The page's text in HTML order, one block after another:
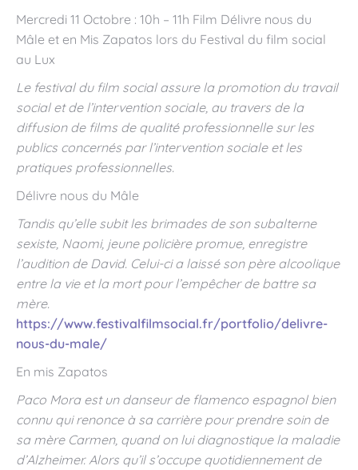
Mercredi 11 Octobre : 10h – 11h Film Délivre nous du
Mâle et en Mis Zapatos lors du Festival du film social
au Lux
Le festival du film social assure la promotion du travail
social et de l’intervention sociale, au travers de la
diffusion de films de qualité professionnelle sur les
publics concernés par l’intervention sociale et les
pratiques professionnelles.
Délivre nous du Mâle
Tandis qu’elle subit les brimades de son subalterne
sexiste, Naomi, jeune policière promue, enregistre
l’audition de David. Celui-ci a laissé son père alcoolique
entre la vie et la mort pour l’empêcher de battre sa
mère.
https://www.festivalfilmsocial.fr/portfolio/delivre-
nous-du-male/
En mis Zapatos
Paco Mora est un danseur de flamenco espagnol bien
connu qui renonce à sa carrière pour prendre soin de
sa mère Carmen, quand on lui diagnostique la maladie
d’Alzheimer. Alors qu’il s’occupe quotidiennement de